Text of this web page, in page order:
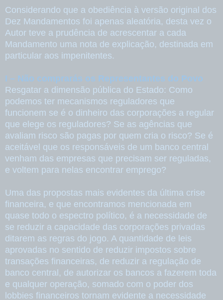
Considerando que a obediência à versão original dos
Dez Mandamentos foi apenas aleatória, desta vez o
Autor teve a prudência de acrescentar a cada
Mandamento uma nota de explicação, destinada em
particular aos impenitentes.
I – Não comprarás os Representantes do Povo
Resgatar a dimensão pública do Estado: Como
podemos ter mecanismos reguladores que
funcionem se é o dinheiro das corporações a regular
que elege os reguladores? Se as agências que
avaliam risco são pagas por quem cria o risco? Se é
aceitável que os responsáveis de um banco central
venham das empresas que precisam ser reguladas,
e voltem para nelas encontrar emprego?
Uma das propostas mais evidentes da última crise
financeira, e que encontramos mencionada em
quase todo o espectro político, é a necessidade de
se reduzir a capacidade das corporações privadas
ditarem as regras do jogo. A quantidade de leis
aprovadas no sentido de reduzir impostos sobre
transações financeiras, de reduzir a regulação de
banco central, de autorizar os bancos a fazerem toda
e qualquer operação, somado com o poder dos
lobbies financeiros tornam evidente a necessidade